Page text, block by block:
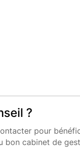
?
pour
bon cabinet de